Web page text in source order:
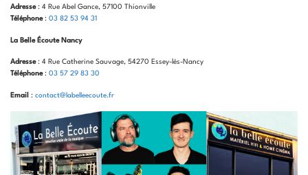
Adresse: 4 Rue Abel Gance, 57100 Thionville
Téléphone: 03 82 53 94 31
La Belle Écoute Nancy
Adresse: 4 Rue Catherine Sauvage, 54270 Essey-lès-Nancy
Téléphone: 03 57 29 83 30
Email : contact@labelleecoute.fr